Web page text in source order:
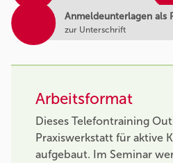
Arbeitsformat
Dieses Telefontraining
Praxiswerkstatt für aktive
aufgebaut. Im Seminar
Anmeldeunterlagen als
zur Unterschrift